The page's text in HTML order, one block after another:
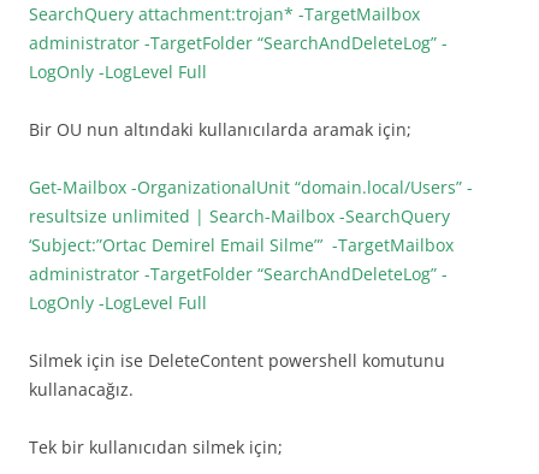
SearchQuery attachment:trojan* -TargetMailbox
administrator -TargetFolder “SearchAndDeleteLog” -
LogOnly -LogLevel Full
Bir OU nun altındaki kullanıcılarda aramak için;
Get-Mailbox -OrganizationalUnit “domain.local/Users” -
resultsize unlimited | Search-Mailbox -SearchQuery
‘Subject:”Ortac Demirel Email Silme”’ -TargetMailbox
administrator -TargetFolder “SearchAndDeleteLog” -
LogOnly -LogLevel Full
Silmek için ise DeleteContent powershell komutunu
kullanacağız.
Tek bir kullanıcıdan silmek için;